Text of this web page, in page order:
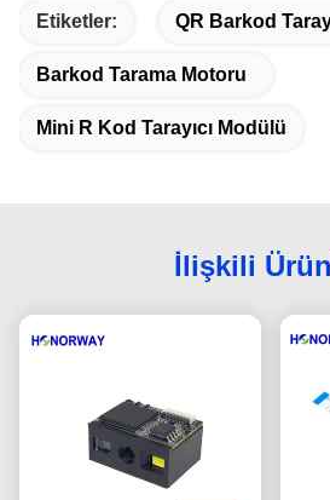
Etiketler: QR Barkod
Barkod Tarama Motoru
Mini R Kod Tarayıcı Modülü
İlişkili